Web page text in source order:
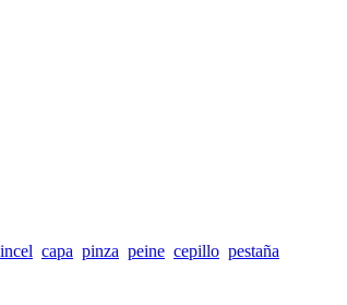
capa pinza peine cepillo pestaña